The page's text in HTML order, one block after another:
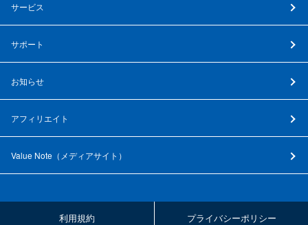
サービス
サポート
お知らせ
アフィリエイト
Value Note（ メディアサイト ）
利用規約 プライバシーポリシー